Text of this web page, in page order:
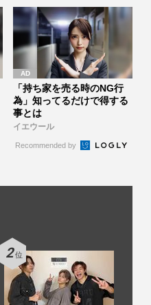
「持ち家を売る時のNG行
為」知ってるだけで得する
事とは
イエウール
Recommended by